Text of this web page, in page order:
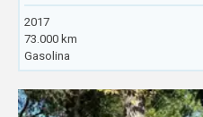
2017
73.000 km
Gasolina